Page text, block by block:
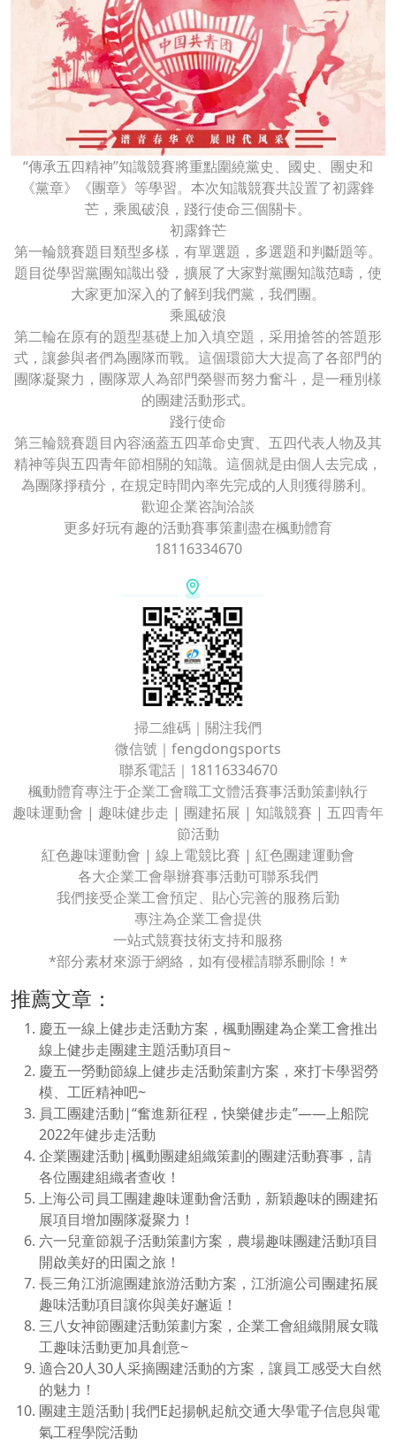
“傳承五四精神”知識競賽將重點圍繞黨史、國史、團史和
《黨章》《團章》等學習。本次知識競賽共設置了初露鋒
芒，乘風破浪，踐行使命三個關卡。
初露鋒芒
第一輪競賽題目類型多樣，有單選題，多選題和判斷題等。
題目從學習黨團知識出發，擴展了大家對黨團知識范疇，使
大家更加深入的了解到我們黨，我們團。
乘風破浪
第二輪在原有的題型基礎上加入填空題，采用搶答的答題形
式，讓參與者們為團隊而戰。這個環節大大提高了各部門的
團隊凝聚力，團隊眾人為部門榮譽而努力奮斗，是一種別樣
的團建活動形式。
踐行使命
第三輪競賽題目內容涵蓋五四革命史實、五四代表人物及其
精神等與五四青年節相關的知識。這個就是由個人去完成，
為團隊掙積分，在規定時間內率先完成的人則獲得勝利。
歡迎企業咨詢洽談
更多好玩有趣的活動賽事策劃盡在楓動體育
18116334670
掃二維碼｜關注我們
微信號｜fengdongsports
聯系電話｜18116334670
楓動體育專注于企業工會職工文體活賽事活動策劃執行
趣味運動會 | 趣味健步走 | 團建拓展 | 知識競賽 | 五四青年
節活動
紅色趣味運動會 | 線上電競比賽 | 紅色團建運動會
各大企業工會舉辦賽事活動可聯系我們
我們接受企業工會預定、貼心完善的服務后勤
專注為企業工會提供
一站式競賽技術支持和服務
*部分素材來源于網絡，如有侵權請聯系刪除！*
推薦文章：
慶五一線上健步走活動方案，楓動團建為企業工會推出
線上健步走團建主題活動項目~
慶五一勞動節線上健步走活動策劃方案，來打卡學習勞
模、工匠精神吧~
員工團建活動|“奮進新征程，快樂健步走”——上船院
2022年健步走活動
企業團建活動|楓動團建組織策劃的團建活動賽事，請
各位團建組織者查收！
上海公司員工團建趣味運動會活動，新穎趣味的團建拓
展項目增加團隊凝聚力！
六一兒童節親子活動策劃方案，農場趣味團建活動項目
開啟美好的田園之旅！
長三角江浙滬團建旅游活動方案，江浙滬公司團建拓展
趣味活動項目讓你與美好邂逅！
三八女神節團建活動策劃方案，企業工會組織開展女職
工趣味活動更加具創意~
適合20人30人采摘團建活動的方案，讓員工感受大自然
的魅力！
團建主題活動|我們E起揚帆起航交通大學電子信息與電
氣工程學院活動